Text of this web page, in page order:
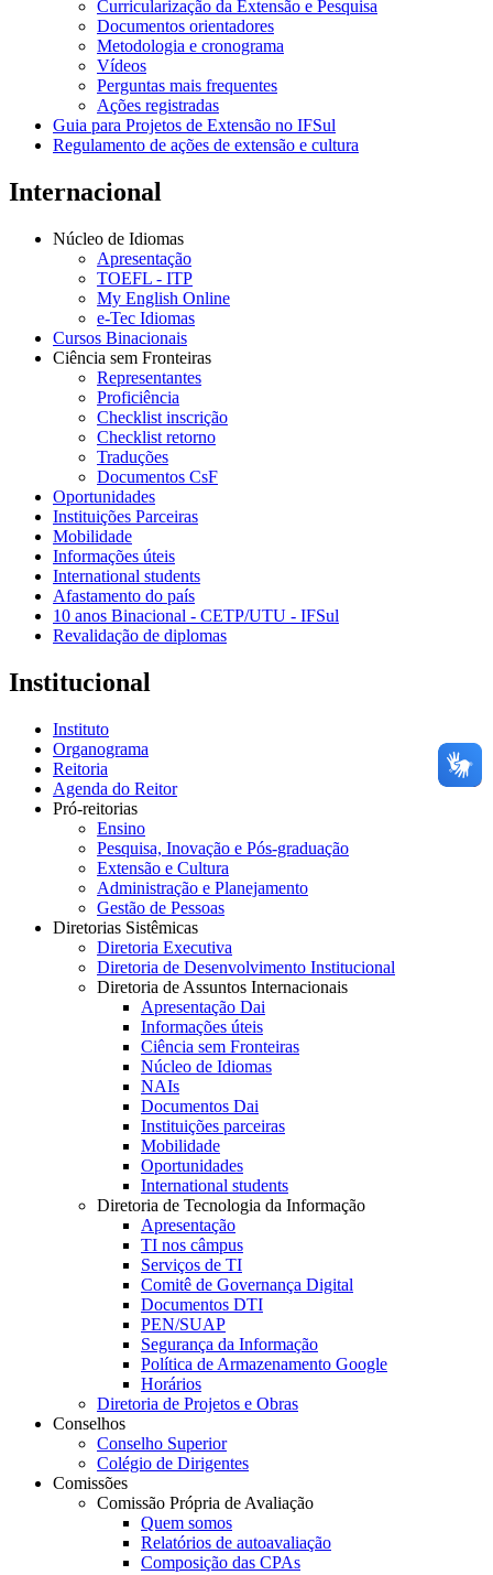
Curricularização da Extensão e Pesquisa
Documentos orientadores
Metodologia e cronograma
Vídeos
Perguntas mais frequentes
Ações registradas
Guia para Projetos de Extensão no IFSul
Regulamento de ações de extensão e cultura
Internacional
Núcleo de Idiomas
Apresentação
TOEFL - ITP
My English Online
e-Tec Idiomas
Cursos Binacionais
Ciência sem Fronteiras
Representantes
Proficiência
Checklist inscrição
Checklist retorno
Traduções
Documentos CsF
Oportunidades
Instituições Parceiras
Mobilidade
Informações úteis
International students
Afastamento do país
10 anos Binacional - CETP/UTU - IFSul
Revalidação de diplomas
Institucional
Instituto
Organograma
Reitoria
Agenda do Reitor
Pró-reitorias
Ensino
Pesquisa, Inovação e Pós-graduação
Extensão e Cultura
Administração e Planejamento
Gestão de Pessoas
Diretorias Sistêmicas
Diretoria Executiva
Diretoria de Desenvolvimento Institucional
Diretoria de Assuntos Internacionais
Apresentação Dai
Informações úteis
Ciência sem Fronteiras
Núcleo de Idiomas
NAIs
Documentos Dai
Instituições parceiras
Mobilidade
Oportunidades
International students
Diretoria de Tecnologia da Informação
Apresentação
TI nos câmpus
Serviços de TI
Comitê de Governança Digital
Documentos DTI
PEN/SUAP
Segurança da Informação
Política de Armazenamento Google
Horários
Diretoria de Projetos e Obras
Conselhos
Conselho Superior
Colégio de Dirigentes
Comissões
Comissão Própria de Avaliação
Quem somos
Relatórios de autoavaliação
Composição das CPAs